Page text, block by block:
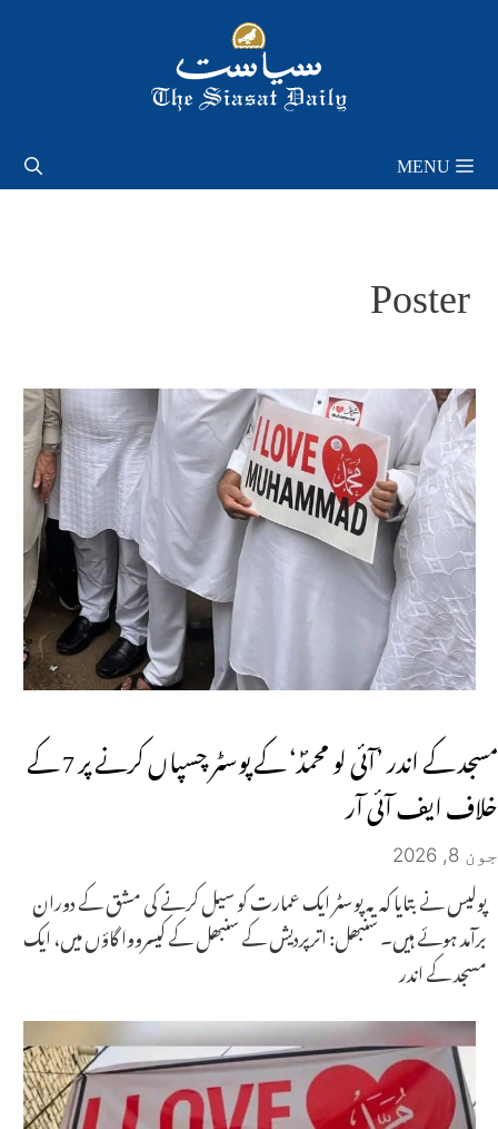
MENU
Poster
مسجد کے اندر ’آئی لو محمدؐ‘ کے پوسٹر چسپاں کرنے پر 7 کے
خلاف ایف آئی آر
جون 8, 2026
پولیس نے بتایا کہ یہ پوسٹر ایک عمارت کو سیل کرنے کی مشق کے دوران
برآمد ہوئے ہیں۔ سنبھل: اترپردیش کے سنبھل کے کیسرووا گاؤں میں، ایک
مسجد کے اندر